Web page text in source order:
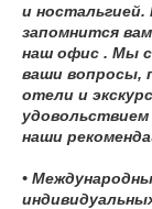
и ностальгией.
запомнится
наш офис . Мы с
ваши вопросы,
отели и
наши
•